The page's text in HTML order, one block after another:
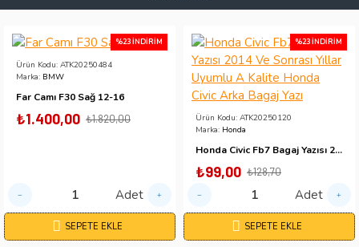
%23 İNDIRIM
Ürün Kodu: ATK20250484
Marka: BMW
Far Camı F30 Sağ 12-16
₺1.400,00 ₺1.820,00
Adet
SEPETE EKLE
%23 İNDIRIM
Ürün Kodu: ATK20250120
Marka: Honda
Honda Civic Fb7 Bagaj Yazısı 2014 Ve Sonrası Yıllar Uyumlu A Kalite Honda Civic Arka Bagaj Yazı
₺99,00 ₺128,70
Adet
SEPETE EKLE